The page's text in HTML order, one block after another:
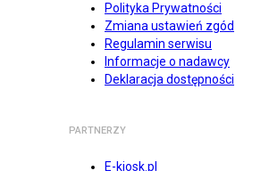
Polityka Prywatności
Zmiana ustawień zgód
Regulamin serwisu
Informacje o nadawcy
Deklaracja dostępności
PARTNERZY
E-kiosk.pl